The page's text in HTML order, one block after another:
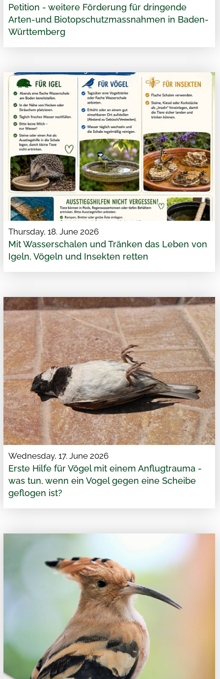
Petition - weitere Förderung für dringende
Arten-und Biotopschutzmassnahmen in Baden-
Württemberg
Thursday, 18. June 2026
Mit Wasserschalen und Tränken das Leben von
Igeln, Vögeln und Insekten retten
Wednesday, 17. June 2026
Erste Hilfe für Vögel mit einem Anflugtrauma -
was tun, wenn ein Vogel gegen eine Scheibe
geflogen ist?